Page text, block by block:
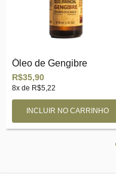
Óleo de Gengibre
R$35,90
8x de R$5,22